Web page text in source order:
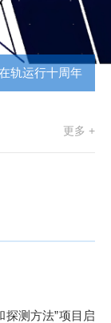
更多 +
探测方法”项目启